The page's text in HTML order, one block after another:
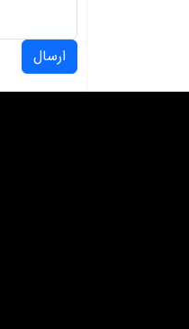
ارسال